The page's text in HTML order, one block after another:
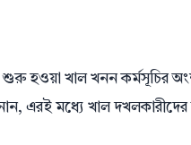
শুরু হওয়া খাল খনন কর্মসূচির
এরই মধ্যে খাল দখলকারীদের